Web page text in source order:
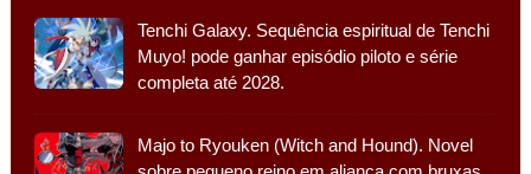
Tenchi Galaxy. Sequência espiritual de Tenchi
Muyo! pode ganhar episódio piloto e série
completa até 2028.
Majo to Ryouken (Witch and Hound). Novel